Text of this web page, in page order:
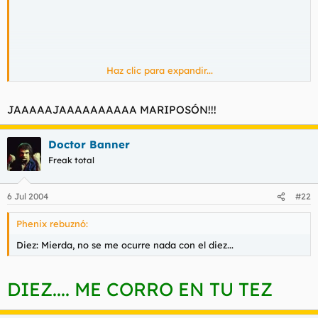
Haz clic para expandir...
JAAAAAJAAAAAAAAAA MARIPOSÓN!!!
Doctor Banner
Freak total
6 Jul 2004 #22
Phenix rebuznó:
Diez: Mierda, no se me ocurre nada con el diez...
DIEZ.... ME CORRO EN TU TEZ